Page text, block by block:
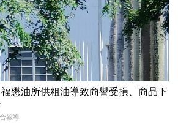
懋油所供粗油導致商譽受損、商品下
報導